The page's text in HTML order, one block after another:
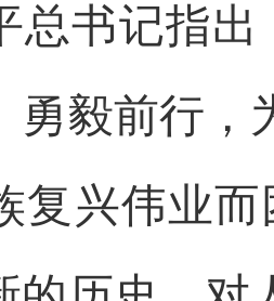
总书记指
勇毅前行，
复兴伟业